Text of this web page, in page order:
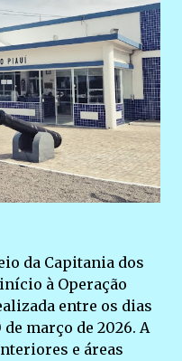
da Capitania dos
à Operação
entre os dias
de março de 2026. A
e áreas